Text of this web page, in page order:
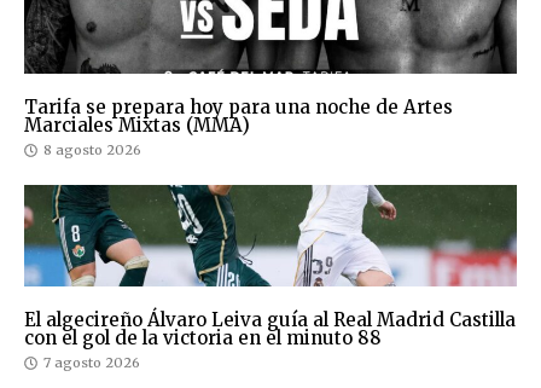
Tarifa se prepara hoy para una noche de Artes
Marciales Mixtas (MMA)
8 agosto 2026
El algecireño Álvaro Leiva guía al Real Madrid Castilla
con el gol de la victoria en el minuto 88
7 agosto 2026